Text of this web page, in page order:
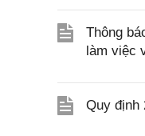
Thông
làm việc
Quy định